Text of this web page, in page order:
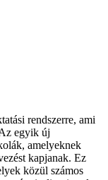
rendszerre, ami
egyik új
amelyeknek
kapjanak. Ez
közül számos